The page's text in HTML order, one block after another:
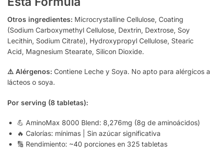
Otros ingredientes: Microcrystalline Cellulose, Coating
(Sodium Carboxymethyl Cellulose, Dextrin, Dextrose, Soy
Lecithin, Sodium Citrate), Hydroxypropyl Cellulose, Stearic
Acid, Magnesium Stearate, Silicon Dioxide.
⚠️ Alérgenos: Contiene Leche y Soya. No apto para alérgicos a
lácteos o soya.
Por serving (8 tabletas):
💪 AminoMax 8000 Blend: 8,276mg (8g de aminoácidos)
🔥 Calorías: mínimas | Sin azúcar significativa
🔢 Rendimiento: ~40 porciones en 325 tabletas